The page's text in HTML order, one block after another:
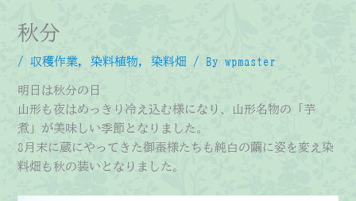
秋分
/収穫作業,染料植物,染料畑 / Bywpmaster
明日は秋分の日
山形も夜はめっきり冷え込む様になり、山形名物の「芋
煮」が美味しい季節となりました。
8月末に蔵にやってきた御蚕様たちも純白の繭に姿を変え染
料畑も秋の装いとなりました。